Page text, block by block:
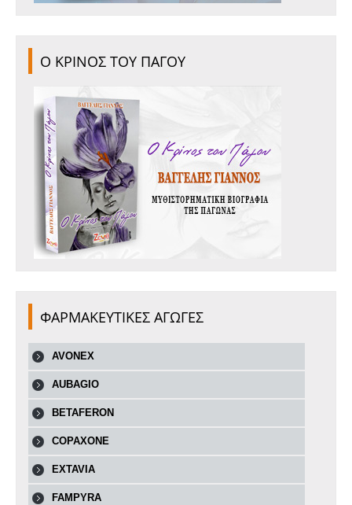
Ο ΚΡΙΝΟΣ ΤΟΥ ΠΑΓΟΥ
ΦΑΡΜΑΚΕΥΤΙΚΕΣ ΑΓΩΓΕΣ
AVONEX
AUBAGIO
BETAFERON
COPAXONE
EXTAVIA
FAMPYRA